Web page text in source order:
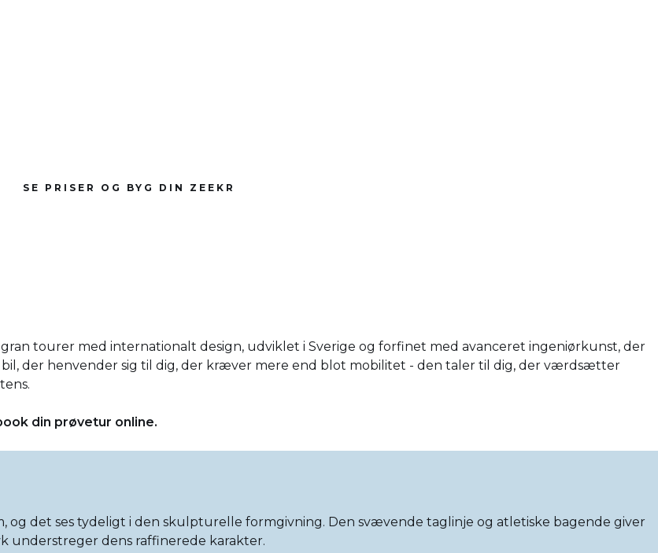
SE PRISER OG BYG DIN ZEEKR
tourer med internationalt design, udviklet i Sverige og forfinet med avanceret ingeniørkunst, der
der henvender sig til dig, der kræver mere end blot mobilitet - den taler til dig, der værdsætter
din prøvetur online.
det ses tydeligt i den skulpturelle formgivning. Den svævende taglinje og atletiske bagende giver
understreger dens raffinerede karakter.